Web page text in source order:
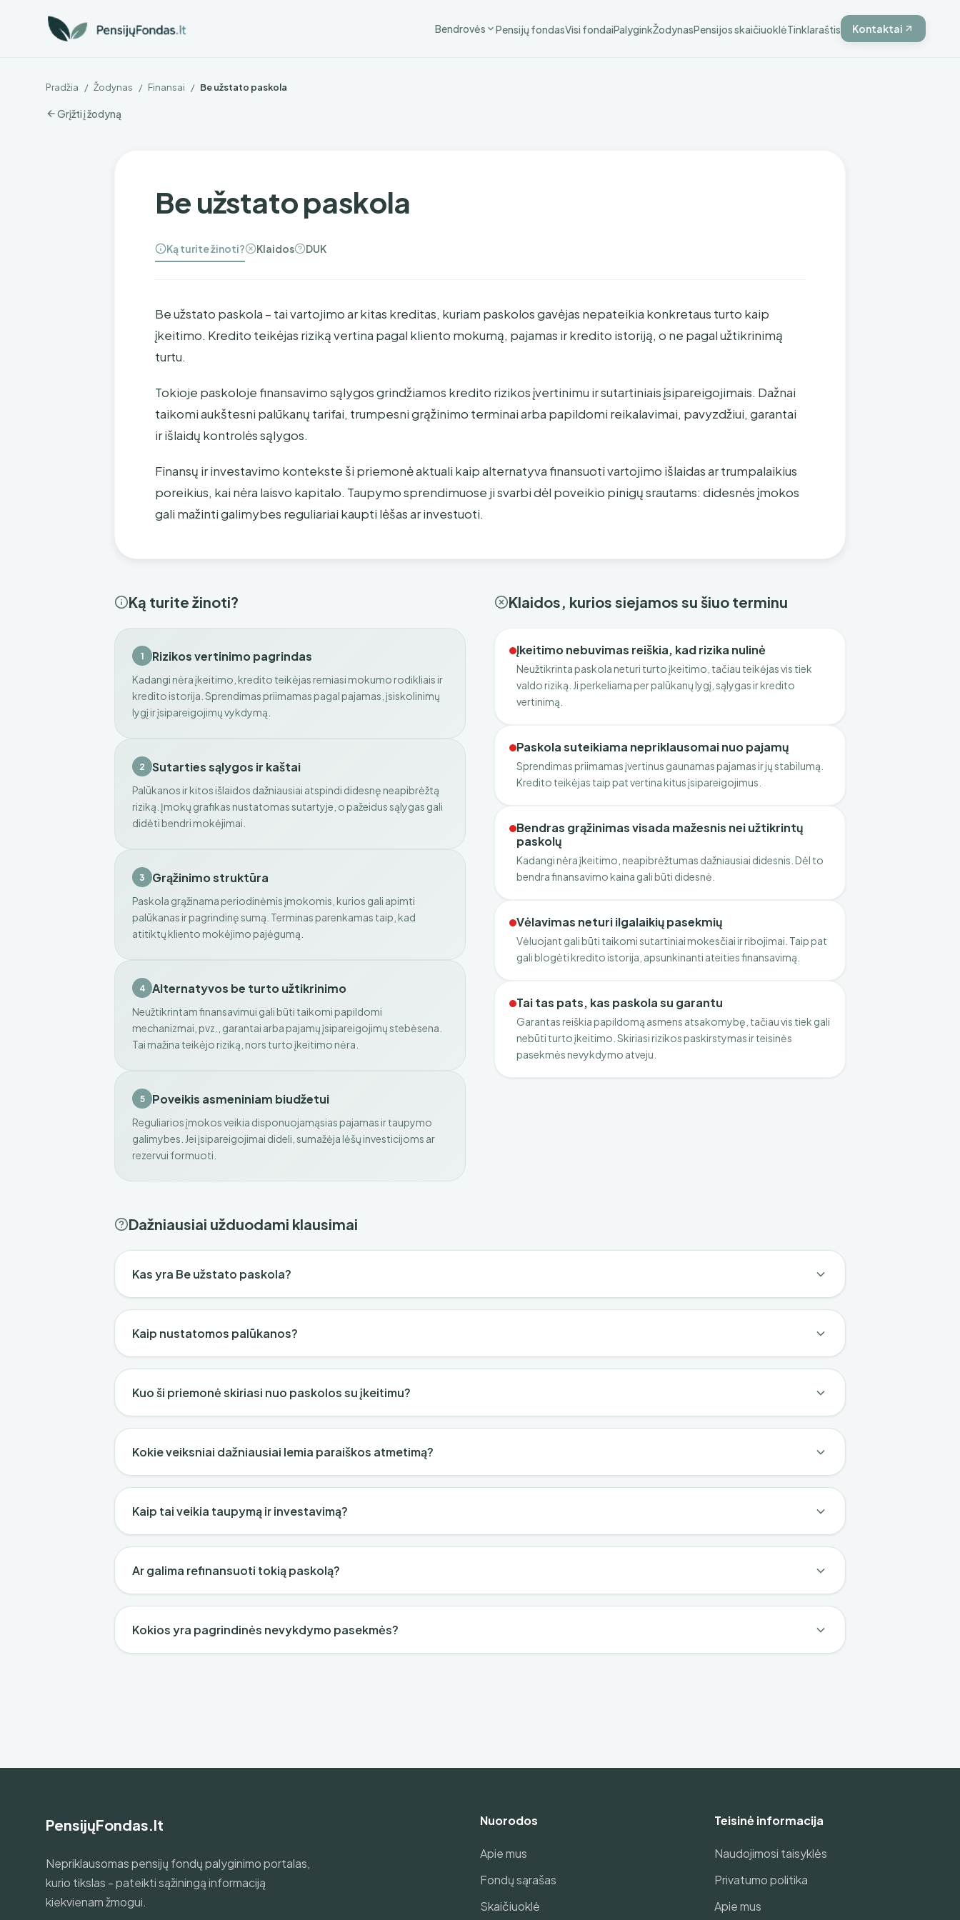
Bendrovės Pensijų fondasVisi fondaiPalyginkŽodynasPensijos skaičiuoklėTinklaraštis Kontaktai
Pradžia / Žodynas / Finansai / Be užstato paskola
Grįžti į žodyną
Be užstato paskola
Ką turite žinoti? Klaidos DUK
Be užstato paskola – tai vartojimo ar kitas kreditas, kuriam paskolos gavėjas nepateikia konkretaus turto kaip
įkeitimo. Kredito teikėjas riziką vertina pagal kliento mokumą, pajamas ir kredito istoriją, o ne pagal užtikrinimą
turtu.
Tokioje paskoloje finansavimo sąlygos grindžiamos kredito rizikos įvertinimu ir sutartiniais įsipareigojimais. Dažnai
taikomi aukštesni palūkanų tarifai, trumpesni grąžinimo terminai arba papildomi reikalavimai, pavyzdžiui, garantai
ir išlaidų kontrolės sąlygos.
Finansų ir investavimo kontekste ši priemonė aktuali kaip alternatyva finansuoti vartojimo išlaidas ar trumpalaikius
poreikius, kai nėra laisvo kapitalo. Taupymo sprendimuose ji svarbi dėl poveikio pinigų srautams: didesnės įmokos
gali mažinti galimybes reguliariai kaupti lėšas ar investuoti.
Ką turite žinoti?
1 Rizikos vertinimo pagrindas
Kadangi nėra įkeitimo, kredito teikėjas remiasi mokumo rodikliais ir
kredito istorija. Sprendimas priimamas pagal pajamas, įsiskolinimų
lygį ir įsipareigojimų vykdymą.
2 Sutarties sąlygos ir kaštai
Palūkanos ir kitos išlaidos dažniausiai atspindi didesnę neapibrėžtą
riziką. Įmokų grafikas nustatomas sutartyje, o pažeidus sąlygas gali
didėti bendri mokėjimai.
3 Grąžinimo struktūra
Paskola grąžinama periodinėmis įmokomis, kurios gali apimti
palūkanas ir pagrindinę sumą. Terminas parenkamas taip, kad
atitiktų kliento mokėjimo pajėgumą.
4 Alternatyvos be turto užtikrinimo
Neužtikrintam finansavimui gali būti taikomi papildomi
mechanizmai, pvz., garantai arba pajamų įsipareigojimų stebėsena.
Tai mažina teikėjo riziką, nors turto įkeitimo nėra.
5 Poveikis asmeniniam biudžetui
Reguliarios įmokos veikia disponuojamąsias pajamas ir taupymo
galimybes. Jei įsipareigojimai dideli, sumažėja lėšų investicijoms ar
rezervui formuoti.
Klaidos, kurios siejamos su šiuo terminu
Įkeitimo nebuvimas reiškia, kad rizika nulinė
Neužtikrinta paskola neturi turto įkeitimo, tačiau teikėjas vis tiek
valdo riziką. Ji perkeliama per palūkanų lygį, sąlygas ir kredito
vertinimą.
Paskola suteikiama nepriklausomai nuo pajamų
Sprendimas priimamas įvertinus gaunamas pajamas ir jų stabilumą.
Kredito teikėjas taip pat vertina kitus įsipareigojimus.
Bendras grąžinimas visada mažesnis nei užtikrintų
paskolų
Kadangi nėra įkeitimo, neapibrėžtumas dažniausiai didesnis. Dėl to
bendra finansavimo kaina gali būti didesnė.
Vėlavimas neturi ilgalaikių pasekmių
Vėluojant gali būti taikomi sutartiniai mokesčiai ir ribojimai. Taip pat
gali blogėti kredito istorija, apsunkinanti ateities finansavimą.
Tai tas pats, kas paskola su garantu
Garantas reiškia papildomą asmens atsakomybę, tačiau vis tiek gali
nebūti turto įkeitimo. Skiriasi rizikos paskirstymas ir teisinės
pasekmės nevykdymo atveju.
Dažniausiai užduodami klausimai
Kas yra Be užstato paskola?
Kaip nustatomos palūkanos?
Kuo ši priemonė skiriasi nuo paskolos su įkeitimu?
Kokie veiksniai dažniausiai lemia paraiškos atmetimą?
Kaip tai veikia taupymą ir investavimą?
Ar galima refinansuoti tokią paskolą?
Kokios yra pagrindinės nevykdymo pasekmės?
PensijųFondas.lt
Nepriklausomas pensijų fondų palyginimo portalas,
kurio tikslas - pateikti sąžiningą informaciją
kiekvienam žmogui.
Nuorodos
Apie mus
Fondų sąrašas
Skaičiuoklė
Teisinė informacija
Naudojimosi taisyklės
Privatumo politika
Apie mus